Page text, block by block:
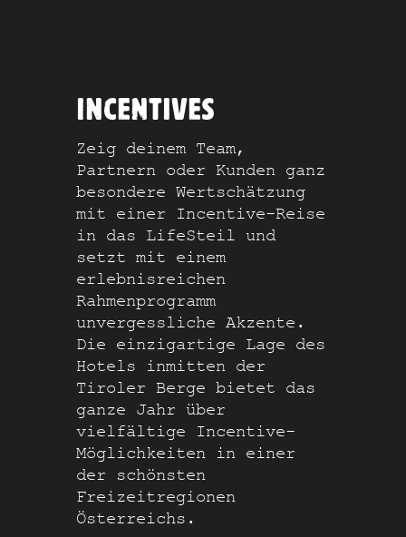
INCENTIVES
Zeig deinem Team,
Partnern oder Kunden ganz
besondere Wertschätzung
mit einer Incentive-Reise
in das LifeSteil und
setzt mit einem
erlebnisreichen
Rahmenprogramm
unvergessliche Akzente.
Die einzigartige Lage des
Hotels inmitten der
Tiroler Berge bietet das
ganze Jahr über
vielfältige Incentive-
Möglichkeiten in einer
der schönsten
Freizeitregionen
Österreichs.